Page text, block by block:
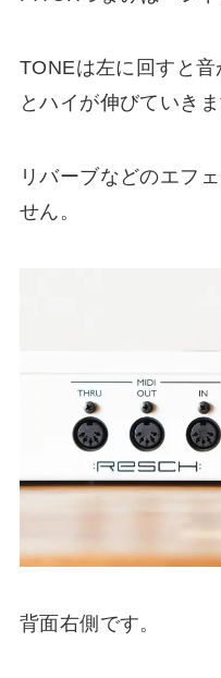
TONEは左に回すと
とハイが伸びていきま
リバーブなどのエフ
せん。
背面右側です。